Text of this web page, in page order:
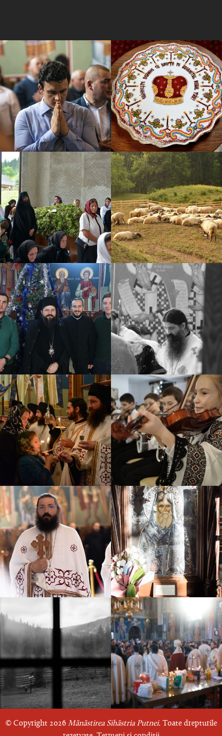
© Copyright 2026 Mănăstirea Sihăstria Putnei. Toate drepturile